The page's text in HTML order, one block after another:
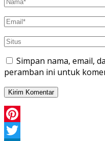
Simpan nama, email,
peramban ini untuk
Pinterest